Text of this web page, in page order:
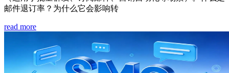
邮件退订率？为什么它会影响转
read more